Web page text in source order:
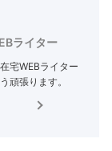
ライター
宅WEBライター
頑張ります。